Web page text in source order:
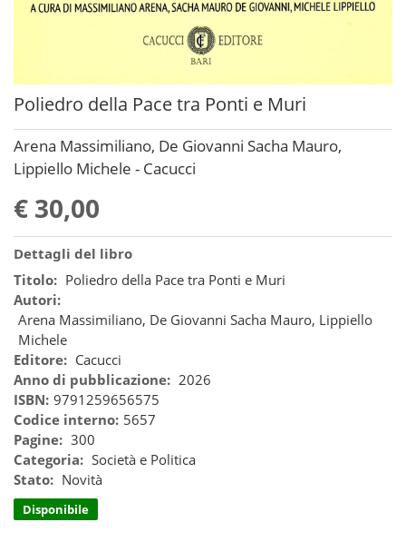
Poliedro della Pace tra Ponti e Muri
Arena Massimiliano, De Giovanni Sacha Mauro,
Lippiello Michele - Cacucci
€ 30,00
Dettagli del libro
Titolo: Poliedro della Pace tra Ponti e Muri
Autori:
Arena Massimiliano, De Giovanni Sacha Mauro, Lippiello
Michele
Editore: Cacucci
Anno di pubblicazione: 2026
ISBN: 9791259656575
Codice interno: 5657
Pagine: 300
Categoria: Società e Politica
Stato: Novità
Disponibile